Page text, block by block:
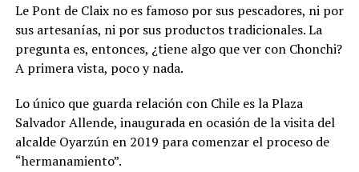
Le Pont de Claix no es famoso por sus pescadores, ni por
sus artesanías, ni por sus productos tradicionales. La
pregunta es, entonces, ¿tiene algo que ver con Chonchi?
A primera vista, poco y nada.
Lo único que guarda relación con Chile es la Plaza
Salvador Allende, inaugurada en ocasión de la visita del
alcalde Oyarzún en 2019 para comenzar el proceso de
“hermanamiento”.